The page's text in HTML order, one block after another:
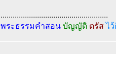
.....................................................
พระธรรมคำสอน บัญญัติ ตรัสไ